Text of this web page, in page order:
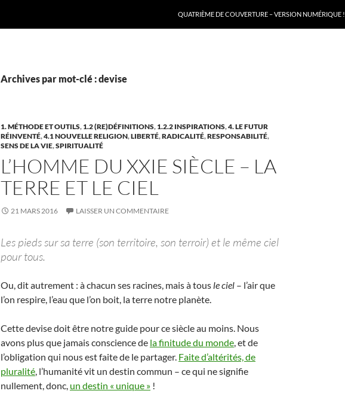
QUATRIÈME DE COUVERTURE – VERSION NUMÉRIQUE !
Archives par mot-clé : devise
1. MÉTHODE ET OUTILS, 1.2 (RE)DÉFINITIONS, 1.2.2 INSPIRATIONS,4. LE FUTUR
RÉINVENTÉ,4.1 NOUVELLE RELIGION,LIBERTÉ,RADICALITÉ,RESPONSABILITÉ,
SENS DE LA VIE,SPIRITUALITÉ
L’HOMME DU XXIE SIÈCLE – LA
TERRE ET LE CIEL
21 MARS 2016 LAISSER UN COMMENTAIRE
Les pieds sur sa terre (son territoire, son terroir) et le même ciel
pour tous.
Ou, dit autrement : à chacun ses racines, mais à tous le ciel – l’air que
l’on respire, l’eau que l’on boit, la terre notre planète.
Cette devise doit être notre guide pour ce siècle au moins. Nous
avons plus que jamais conscience de la finitude du monde, et de
l’obligation qui nous est faite de le partager. Faite d’altérités, de
pluralité, l’humanité vit un destin commun – ce qui ne signifie
nullement, donc, un destin « unique » !